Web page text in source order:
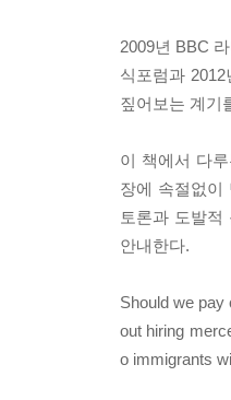
2009년 BBC
식포럼과
짚어보는 계기
이 책에서 다
장에 속절없이
토론과 도발
안내한다.
Should we pay
out hiring
o immigrants